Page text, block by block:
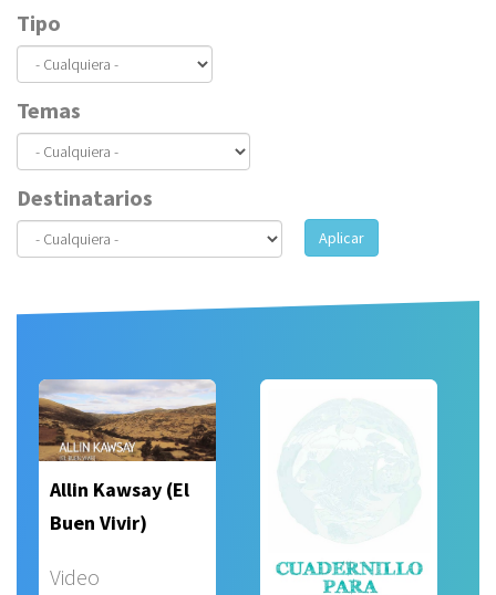
Tipo
Temas
Destinatarios
Aplicar
Allin Kawsay (El
Buen Vivir)
Video